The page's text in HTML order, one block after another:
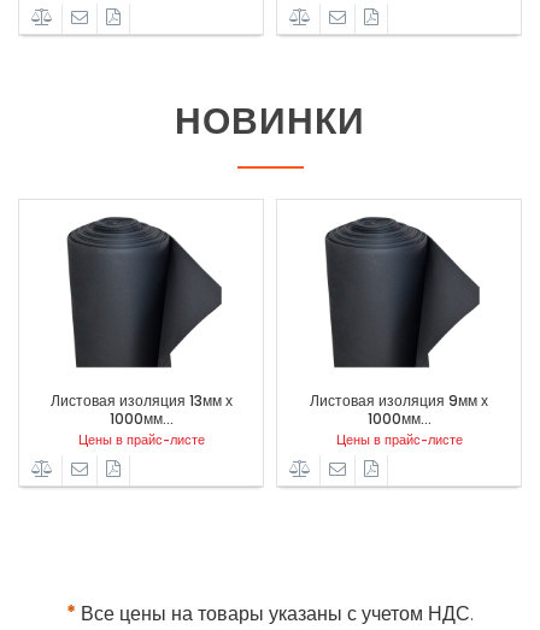
НОВИНКИ
Листовая изоляция 13мм х
1000мм...
Цены в прайс-листе
Листовая изоляция 9мм х
1000мм...
Цены в прайс-листе
* Все цены на товары указаны с учетом НДС.